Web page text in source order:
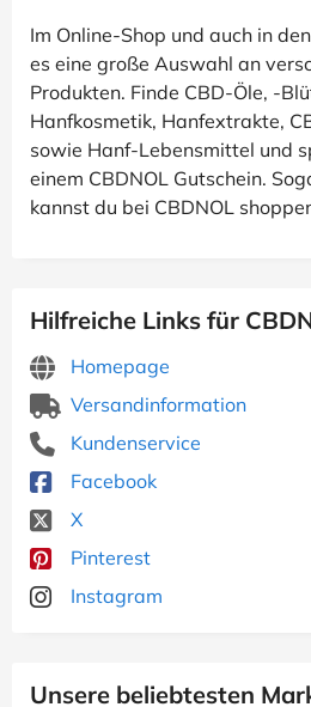
Im Online-Shop und auch in
es eine große Auswahl an
Produkten. Finde CBD-Öle, -
Hanfkosmetik, Hanfextrakte,
sowie Hanf-Lebensmittel und
einem CBDNOL Gutschein.
kannst du bei CBDNOL
Hilfreiche Links für
Homepage
Versandinformation
Kundenservice
Facebook
X
Pinterest
Instagram
Unsere beliebtesten